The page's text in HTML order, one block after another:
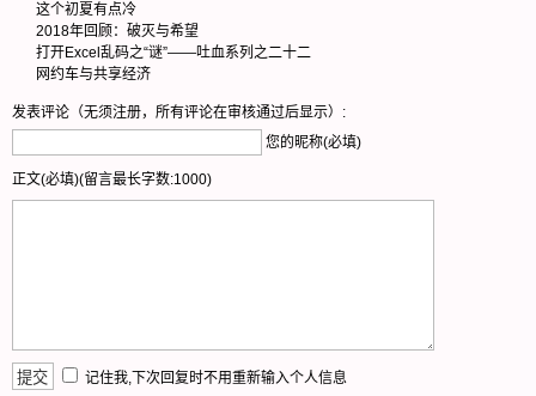
这个初夏有点冷
2018年回顾：破灭与希望
打开Excel乱码之“谜”——吐血系列之二十二
网约车与共享经济
发表评论（无须注册，所有评论在审核通过后显示）:
您的昵称(必填)
正文(必填)(留言最长字数:1000)
记住我,下次回复时不用重新输入个人信息